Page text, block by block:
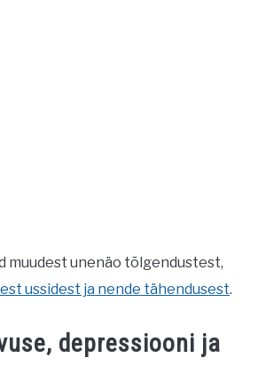
muudest unenäo tõlgendustest,
ussidest ja nende tähendusest.
depressiooni ja